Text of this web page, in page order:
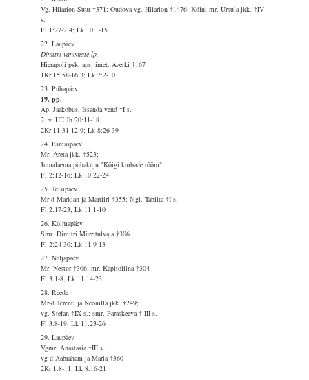
Vg. Hilarion Suur †371; Oudova vg. Hilarion †1476; Kölni mr. Ursula jkk. †IV
s.
Fl 1:27-2:4; Lk 10:1-15
22. Laupäev
Dimitri vanemate lp.
Hierapoli psk. aps. imet. Averki †167
1Kr 15:58-16:3; Lk 7:2-10
23. Pühapäev
19. pp.
Ap. Jaakobus, Issanda vend †I s.
2. v. HE Jh 20:11-18
2Kr 11:31-12:9; Lk 8:26-39
24. Esmaspäev
Mr. Areta jkk. †523;
Jumalaema pühakuju "Kõigi kurbade rõõm"
Fl 2:12-16; Lk 10:22-24
25. Teisipäev
Mr-d Markian ja Martiiri †355; õigl. Tabiita †I s.
Fl 2:17-23; Lk 11:1-10
26. Kolmapäev
Smr. Dimitri Mürritulvaja †306
Fl 2:24-30; Lk 11:9-13
27. Neljapäev
Mr. Nestor †306; mr. Kapitoliina †304
Fl 3:1-8; Lk 11:14-23
28. Reede
Mr-d Terenti ja Neonilla jkk. †249;
vg. Stefan †IX s.; smr. Paraskeeva † III s.
Fl 3:8-19; Lk 11:23-26
29. Laupäev
Vgmr. Anastasia †III s.;
vg-d Aabraham ja Maria †360
2Kr 1:8-11; Lk 8:16-21